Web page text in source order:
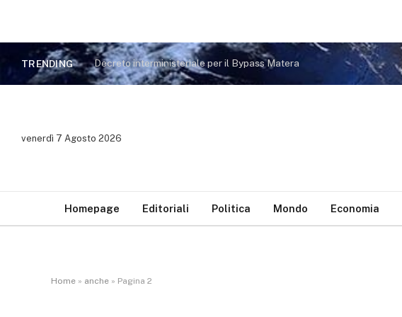
TRENDING Decreto interministeriale per il Bypass Matera
venerdì 7 Agosto 2026
Homepage Editoriali Politica Mondo Economia
Home » anche » Pagina 2